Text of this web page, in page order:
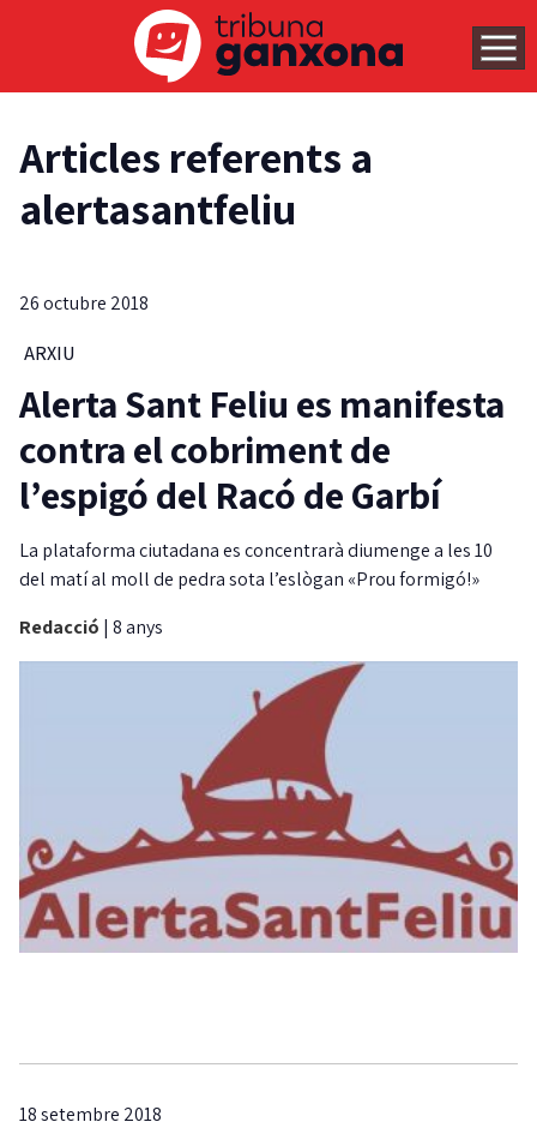
Articles referents a
alertasantfeliu
26 octubre 2018
ARXIU
Alerta Sant Feliu es manifesta
contra el cobriment de
l’espigó del Racó de Garbí
La plataforma ciutadana es concentrarà diumenge a les 10
del matí al moll de pedra sota l’eslògan «Prou formigó!»
Redacció | 8 anys
18 setembre 2018